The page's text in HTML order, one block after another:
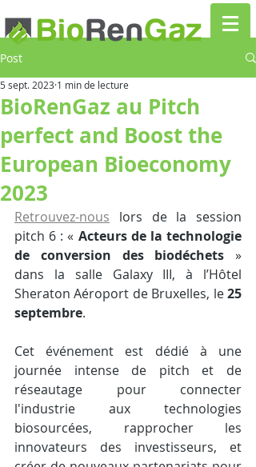
Post
BioRenGaz au Pitch
perfect and Boost the
European Bioeconomy
2023
5 sept. 2023 1 min de lecture
Retrouvez-nous lors de la session
pitch 6 : « Acteurs de la technologie
de conversion des biodéchets »
dans la salle Galaxy III, à l’Hôtel
Sheraton Aéroport de Bruxelles, le 25
septembre.
Cet événement est dédié à une
journée intense de pitch et de
réseautage pour connecter
l'industrie aux technologies
biosourcées, rapprocher les
innovateurs des investisseurs, et